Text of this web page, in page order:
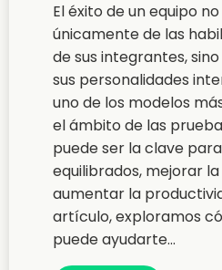
El éxito de un equipo
únicamente de las
de sus integrantes,
sus personalidades
uno de los modelos
el ámbito de las
puede ser la clave
equilibrados, mejorar
aumentar la
artículo, exploramos
puede ayudarte...